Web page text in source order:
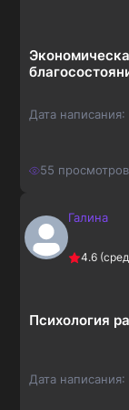
Дата написания:
55 просмотров
150₽Галина
4.6
Психология
Дата написания: